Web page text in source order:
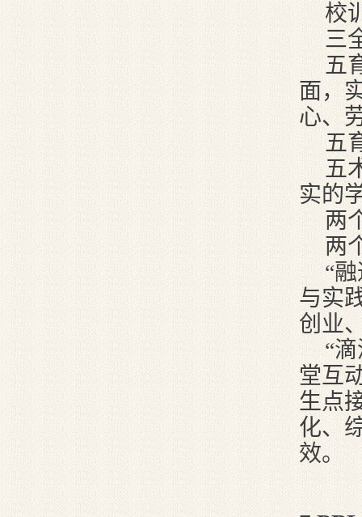
校
三
五
面，
心、
五
五
实的
两
两
“
与实
创业
“
堂互
生点
化、
效。